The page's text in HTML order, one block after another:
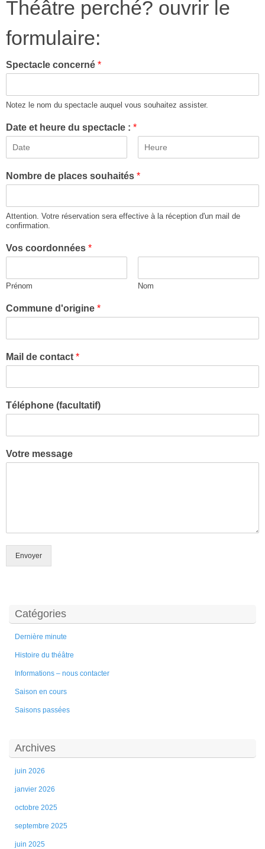
Théâtre perché? ouvrir le
formulaire:
Spectacle concerné *
Notez le nom du spectacle auquel vous souhaitez assister.
Date et heure du spectacle : *
Nombre de places souhaités *
Attention. Votre réservation sera effective à la réception d'un mail de
confirmation.
Vos coordonnées *
Prénom Nom
Commune d'origine *
Mail de contact *
Téléphone (facultatif)
Votre message
Envoyer
Catégories
Dernière minute
Histoire du théâtre
Informations – nous contacter
Saison en cours
Saisons passées
Archives
juin 2026
janvier 2026
octobre 2025
septembre 2025
juin 2025